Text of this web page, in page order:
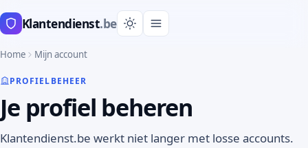
Klantendienst.be
Home Mijn account
PROFIELBEHEER
Je profiel beheren
Klantendienst.be werkt niet langer met losse accounts.